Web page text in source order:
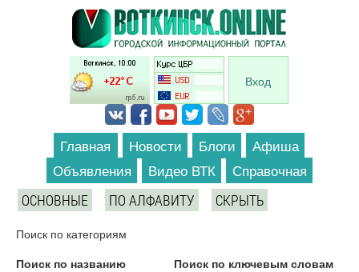
Перейти к основному содержанию
Вход
Главная Новости Блоги
Афиша
Объявления
Видео ВТК Справочная
ОСНОВНЫЕ ПО АЛФАВИТУ СКРЫТЬ
Поиск по категориям
Поиск по названию
Поиск по ключевым словам